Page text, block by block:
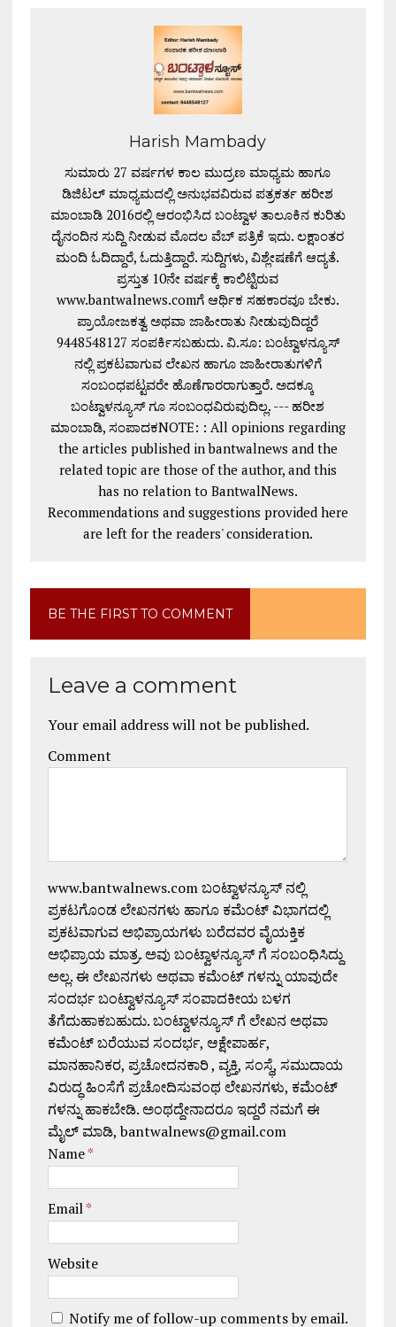
Harish Mambady
ಸುಮಾರು 27 ವರ್ಷಗಳ ಕಾಲ ಮುದ್ರಣ ಮಾಧ್ಯಮ ಹಾಗೂ
ಡಿಜಿಟಲ್ ಮಾಧ್ಯಮದಲ್ಲಿ ಅನುಭವವಿರುವ ಪತ್ರಕರ್ತ ಹರೀಶ
ಮಾಂಬಾಡಿ 2016ರಲ್ಲಿ ಆರಂಭಿಸಿದ ಬಂಟ್ವಾಳ ತಾಲೂಕಿನ ಕುರಿತು
ದೈನಂದಿನ ಸುದ್ದಿ ನೀಡುವ ಮೊದಲ ವೆಬ್ ಪತ್ರಿಕೆ ಇದು. ಲಕ್ಷಾಂತರ
ಮಂದಿ ಓದಿದ್ದಾರೆ, ಓದುತ್ತಿದ್ದಾರೆ. ಸುದ್ದಿಗಳು, ವಿಶ್ಲೇಷಣೆಗೆ ಆದ್ಯತೆ.
ಪ್ರಸ್ತುತ 10ನೇ ವರ್ಷಕ್ಕೆ ಕಾಲಿಟ್ಟಿರುವ
www.bantwalnews.comಗೆ ಆರ್ಥಿಕ ಸಹಕಾರವೂ ಬೇಕು.
ಪ್ರಾಯೋಜಕತ್ವ ಅಥವಾ ಜಾಹೀರಾತು ನೀಡುವುದಿದ್ದರೆ
9448548127 ಸಂಪರ್ಕಿಸಬಹುದು. ವಿ.ಸೂ: ಬಂಟ್ವಾಳನ್ಯೂಸ್
ನಲ್ಲಿ ಪ್ರಕಟವಾಗುವ ಲೇಖನ ಹಾಗೂ ಜಾಹೀರಾತುಗಳಿಗೆ
ಸಂಬಂಧಪಟ್ಟವರೇ ಹೊಣೆಗಾರರಾಗುತ್ತಾರೆ. ಅದಕ್ಕೂ
ಬಂಟ್ವಾಳನ್ಯೂಸ್ ಗೂ ಸಂಬಂಧವಿರುವುದಿಲ್ಲ. --- ಹರೀಶ
ಮಾಂಬಾಡಿ, ಸಂಪಾದಕNOTE: : All opinions regarding
the articles published in bantwalnews and the
related topic are those of the author, and this
has no relation to BantwalNews.
Recommendations and suggestions provided here
are left for the readers' consideration.
BE THE FIRST TO COMMENT
Leave a comment
Your email address will not be published.
Comment
www.bantwalnews.com ಬಂಟ್ವಾಳನ್ಯೂಸ್ ನಲ್ಲಿ
ಪ್ರಕಟಗೊಂಡ ಲೇಖನಗಳು ಹಾಗೂ ಕಮೆಂಟ್ ವಿಭಾಗದಲ್ಲಿ
ಪ್ರಕಟವಾಗುವ ಅಭಿಪ್ರಾಯಗಳು ಬರೆದವರ ವೈಯಕ್ತಿಕ
ಅಭಿಪ್ರಾಯ ಮಾತ್ರ. ಅವು ಬಂಟ್ವಾಳನ್ಯೂಸ್ ಗೆ ಸಂಬಂಧಿಸಿದ್ದು
ಅಲ್ಲ. ಈ ಲೇಖನಗಳು ಅಥವಾ ಕಮೆಂಟ್ ಗಳನ್ನು ಯಾವುದೇ
ಸಂದರ್ಭ ಬಂಟ್ವಾಳನ್ಯೂಸ್ ಸಂಪಾದಕೀಯ ಬಳಗ
ತೆಗೆದುಹಾಕಬಹುದು. ಬಂಟ್ವಾಳನ್ಯೂಸ್ ಗೆ ಲೇಖನ ಅಥವಾ
ಕಮೆಂಟ್ ಬರೆಯುವ ಸಂದರ್ಭ, ಆಕ್ಷೇಪಾರ್ಹ,
ಮಾನಹಾನಿಕರ, ಪ್ರಚೋದನಕಾರಿ , ವ್ಯಕ್ತಿ, ಸಂಸ್ಥೆ, ಸಮುದಾಯ
ವಿರುದ್ಧ ಹಿಂಸೆಗೆ ಪ್ರಚೋದಿಸುವಂಥ ಲೇಖನಗಳು, ಕಮೆಂಟ್
ಗಳನ್ನು ಹಾಕಬೇಡಿ. ಅಂಥದ್ದೇನಾದರೂ ಇದ್ದರೆ ನಮಗೆ ಈ
ಮೈಲ್ ಮಾಡಿ, bantwalnews@gmail.com
Name*
Email*
Website
Notify me of follow-up comments by email.